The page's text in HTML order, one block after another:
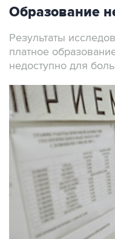
Образование
Результаты
платное
недоступно для